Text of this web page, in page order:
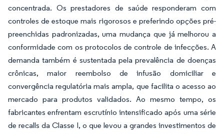
concentrada. Os prestadores de saúde responderam com
controles de estoque mais rigorosos e preferindo opções pré-
preenchidas padronizadas, uma mudança que já melhorou a
conformidade com os protocolos de controle de infecções. A
demanda também é sustentada pela prevalência de doenças
crônicas, maior reembolso de infusão domiciliar e
convergência regulatória mais ampla, que facilita o acesso ao
mercado para produtos validados. Ao mesmo tempo, os
fabricantes enfrentam escrutínio intensificado após uma série
de recalls da Classe I, o que levou a grandes investimentos de